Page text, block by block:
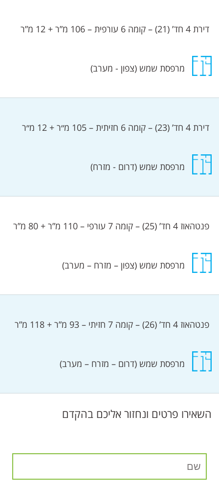
‎⁨⁩ דירת 4 חד’ (21) – קומה 6 עורפית – 106 מ”ר + 12 מ”ר
מרפסת שמש (צפון - מערב)
‎⁨⁩ דירת 4 חד’ (23) – קומה 6 חזיתית – 105 מ״ר + 12 מ״ר
מרפסת שמש (דרום - מזרח)
‎⁨⁩ פנטהאוז 4 חד’ (25) – קומה 7 עורפי – 110 מ”ר + 80 מ”ר
מרפסת שמש (צפון – מזרח – מערב)
‎⁩ פנטהאוז 4 חד’ (26) – קומה 7 חזיתי – 93 מ”ר + 118 מ”ר
מרפסת שמש (דרום – מזרח – מערב)
השאירו פרטים ונחזור אליכם בהקדם